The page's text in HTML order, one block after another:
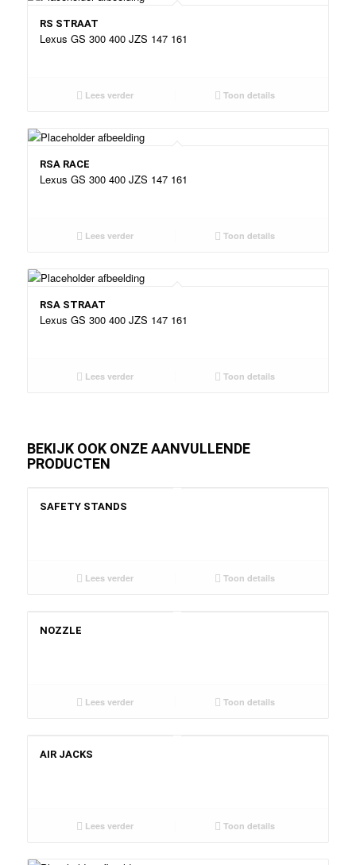
RS STRAAT
Lexus GS 300 400 JZS 147 161
Lees verder Toon details
RSA RACE
Lexus GS 300 400 JZS 147 161
Lees verder Toon details
RSA STRAAT
Lexus GS 300 400 JZS 147 161
Lees verder Toon details
BEKIJK OOK ONZE AANVULLENDE
PRODUCTEN
SAFETY STANDS
Lees verder Toon details
NOZZLE
Lees verder Toon details
AIR JACKS
Lees verder Toon details